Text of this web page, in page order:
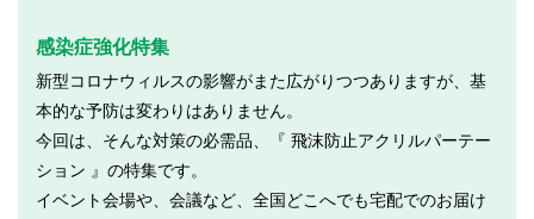
感染症強化特集
新型コロナウィルスの影響がまた広がりつつありますが、基
本的な予防は変わりはありません。
今回は、そんな対策の必需品、『 飛沫防止アクリルパーテー
ション 』の特集です。
イベント会場や、会議など、全国どこへでも宅配でのお届け